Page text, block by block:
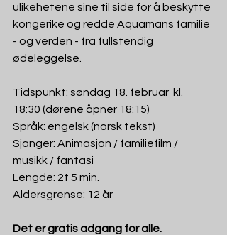
ulikehetene sine til side for å beskytte
kongerike og redde Aquamans familie
- og verden - fra fullstendig
ødeleggelse.
Tidspunkt: søndag 18. februar  kl.
18:30 (dørene åpner 18:15)
Språk: engelsk (norsk tekst)
Sjanger: Animasjon / familiefilm /
musikk / fantasi
Lengde: 2t 5 min.
Aldersgrense: 12 år
Det er gratis adgang for alle.